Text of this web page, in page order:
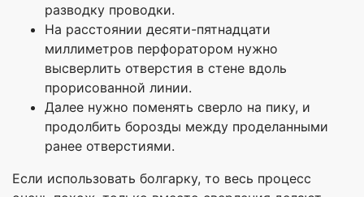
разводку проводки.
На расстоянии десяти-пятнадцати
миллиметров перфоратором нужно
высверлить отверстия в стене вдоль
прорисованной линии.
Далее нужно поменять сверло на пику, и
продолбить борозды между проделанными
ранее отверстиями.
Если использовать болгарку, то весь процесс